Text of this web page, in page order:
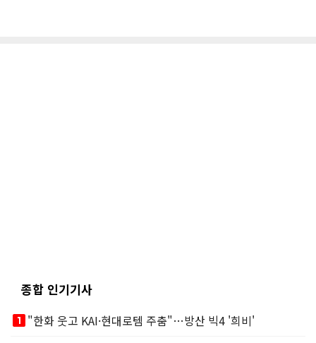
종합 인기기사
looks_one"한화 웃고 KAI·현대로템 주춤"…방산 빅4 '희비'